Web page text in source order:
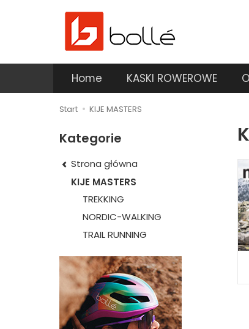
Home KASKI ROWEROWE
Start KIJE MASTERS
Kategorie
Strona główna
KIJE MASTERS
TREKKING
NORDIC-WALKING
TRAIL RUNNING